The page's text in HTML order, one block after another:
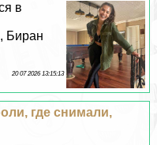
в
Биран
20 07 2026 13:15:13
где снимали,